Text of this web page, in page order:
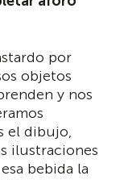
por
objetos
y nos
el dibujo,
ilustraciones
bebida la